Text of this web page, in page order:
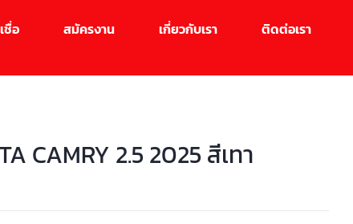
ชื่อ สมัครงาน เกี่ยวกับเรา ติดต่อเรา
CAMRY 2.5 2025 สีเทา